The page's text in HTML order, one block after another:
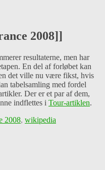
2008]]
resultaterne, men har
En del af forløbet kan
det ville nu være fikst, hvis
tabelsamling med fordel
Der er et par af dem,
indflettes i Tour-artiklen.
2008, wikipedia